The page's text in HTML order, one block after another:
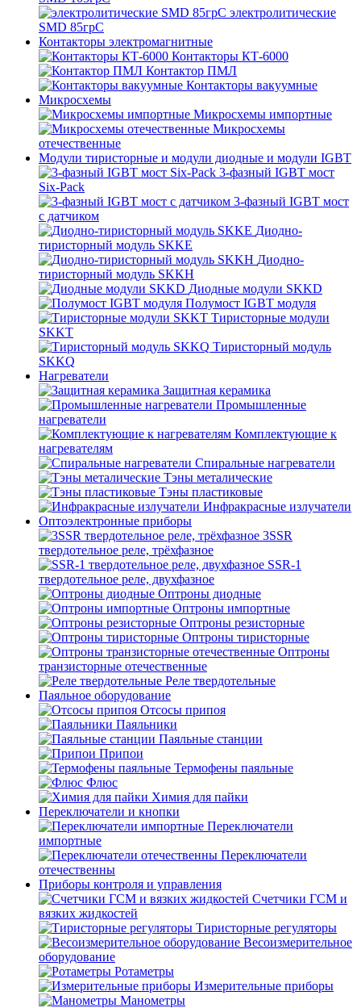
электролитические
SMD 85грС
Контакторы электромагнитные
Контакторы КТ-6000
Контактор ПМЛ
Контакторы вакуумные
Микросхемы
Микросхемы импортные
Микросхемы
отечественные
Модули тиристорные и модули диодные и модули IGBT
3-фазный IGBT мост
Six-Pack
3-фазный IGBT мост
с датчиком
Диодно-
тиристорный модуль SKKE
Диодно-
тиристорный модуль SKKH
Диодные модули SKKD
Полумост IGBT модуля
Тиристорные модули
SKKT
Тиристорный модуль
SKKQ
Нагреватели
Защитная керамика
Промышленные
нагреватели
Комплектующие к
нагревателям
Спиральные нагреватели
Тэны металические
Тэны пластиковые
Инфракрасные излучатели
Оптоэлектронные приборы
3SSR
твердотельное реле, трёхфазное
SSR-1
твердотельное реле, двухфазное
Оптроны диодные
Оптроны импортные
Оптроны резисторные
Оптроны тиристорные
Оптроны
транзисторные отечественные
Реле твердотельные
Паяльное оборудование
Отсосы припоя
Паяльники
Паяльные станции
Припои
Термофены паяльные
Флюс
Химия для пайки
Переключатели и кнопки
Переключатели
импортные
Переключатели
отечественны
Приборы контроля и управления
Счетчики ГСМ и
вязких жидкостей
Тиристорные регуляторы
Весоизмерительное
оборудование
Ротаметры
Измерительные приборы
Манометры